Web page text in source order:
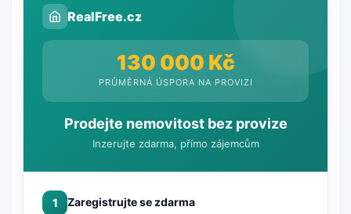
RealFree.cz
130 000 Kč
PRŮMĚRNÁ ÚSPORA NA PROVIZI
Prodejte nemovitost bez provize
Inzerujte zdarma, přímo zájemcům
1 Zaregistrujte se zdarma